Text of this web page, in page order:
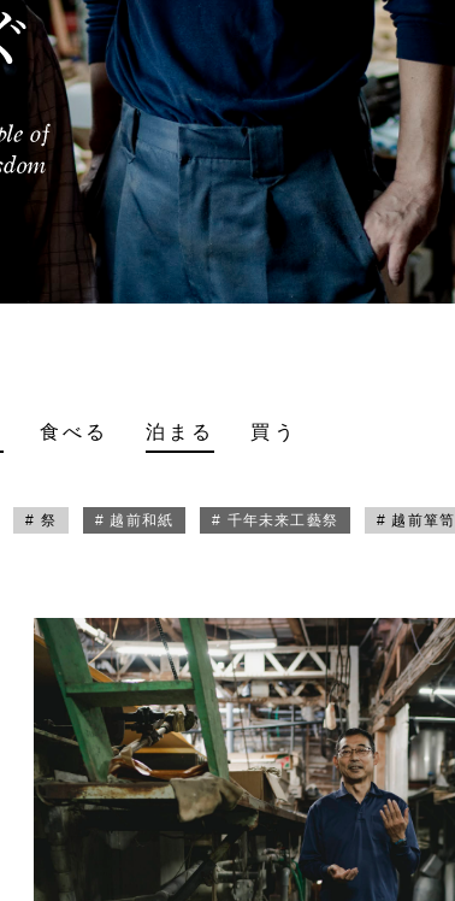
食べる 泊まる 買う
# 祭 # 越前和紙 # 千年未来工藝祭 # 越前箪笥